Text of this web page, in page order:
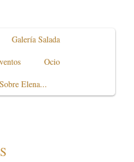
Galería Salada
Ocio
Sobre Elena...